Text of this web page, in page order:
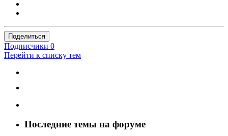
Поделиться
Подписчики 0
Перейти к списку тем
Последние темы на форуме